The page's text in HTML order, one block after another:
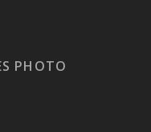
PHOTO